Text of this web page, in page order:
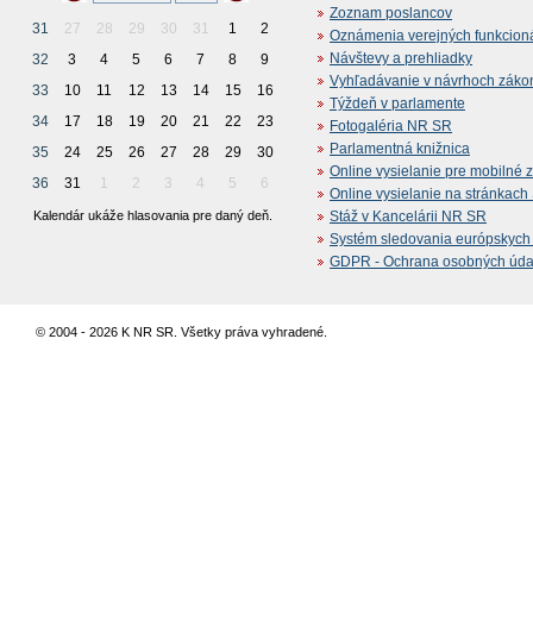
31 27 28 29 30 31 1
2
32
3 4 5 6 7 8
9
33
10 11 12 13 14 15
16
34
17 18 19 20 21 22
23
35
24 25 26 27 28 29
30
36
31 1 2 3 4 5 6
Kalendár ukáže hlasovania pre daný deň.
Zoznam poslancov
Oznámenia verejných
Návštevy a prehliadky
Vyhľadávanie v návrhoch
Týždeň v parlamente
Fotogaléria NR SR
Parlamentná knižnica
Online vysielanie pre mobilné
Online vysielanie na stránkach
Stáž v Kancelárii NR SR
Systém sledovania
GDPR - Ochrana osobných
© 2004 - 2026 K NR SR. Všetky práva vyhradené.